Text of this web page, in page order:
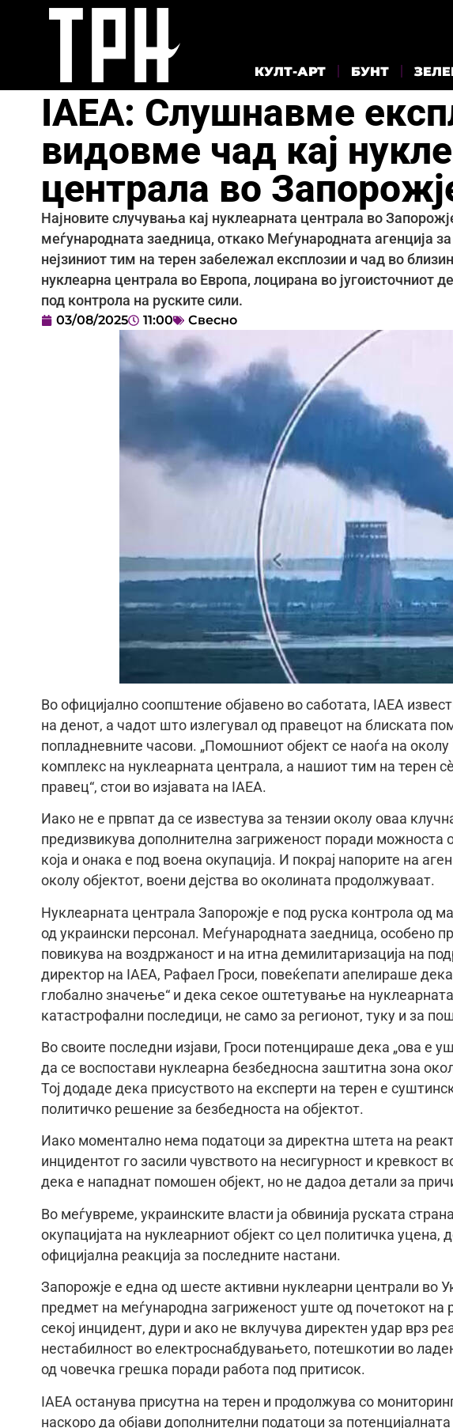
КУЛТ-АРТ БУНТ
IAEA: Слушнавме
видовме чад кај
централа во
Најновите случувања кај нуклеарната централа во
меѓународната заедница, откако Меѓународната агенција
нејзиниот тим на терен забележал експлозии и чад во
нуклеарна централа во Европа, лоцирана во југоисточниот
под контрола на руските сили.
03/08/2025 11:00 Свесно
Во официјално соопштение објавено во саботата, IAEA
на денот, а чадот што излегувал од правецот на блиската
попладневните часови. „Помошниот објект се наоѓа на
комплекс на нуклеарната централа, а нашиот тим на терен
правец“, стои во изјавата на IAEA.
Иако не е првпат да се известува за тензии околу оваа
предизвикува дополнителна загриженост поради можноста
која и онака е под воена окупација. И покрај напорите на
околу објектот, воени дејства во околината продолжуваат.
Нуклеарната централа Запорожје е под руска контрола од
од украински персонал. Меѓународната заедница, особено
повикува на воздржаност и на итна демилитаризација на
директор на IAEA, Рафаел Гроси, повеќепати апелираше
глобално значење“ и дека секое оштетување на
катастрофални последици, не само за регионот, туку и за
Во своите последни изјави, Гроси потенцираше дека „ова е
да се воспостави нуклеарна безбедносна заштитна зона
Тој додаде дека присуството на експерти на терен е
политичко решение за безбедноста на објектот.
Иако моментално нема податоци за директна штета на
инцидентот го засили чувството на несигурност и кревкост
дека е нападнат помошен објект, но не дадоа детали за
Во меѓувреме, украинските власти ја обвинија руската
окупацијата на нуклеарниот објект со цел политичка
официјална реакција за последните настани.
Запорожје е една од шесте активни нуклеарни централи во
предмет на меѓународна загриженост уште од почетокот на
секој инцидент, дури и ако не вклучува директен удар врз
нестабилност во електроснабдувањето, потешкотии во
од човечка грешка поради работа под притисок.
IAEA останува присутна на терен и продолжува со
наскоро да објави дополнителни податоци за